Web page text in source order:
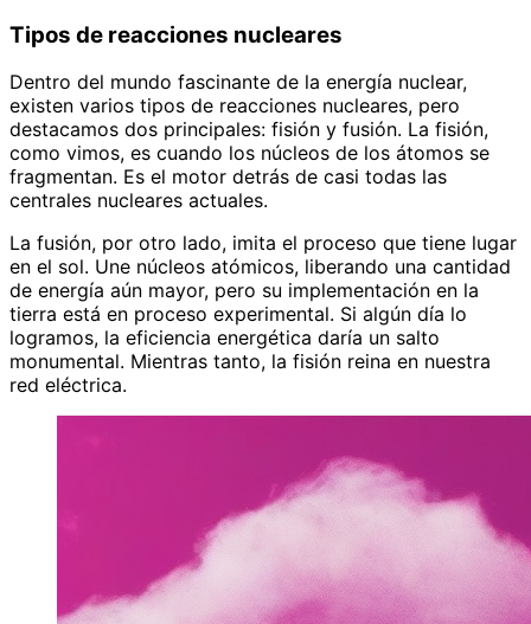
Tipos de reacciones nucleares
Dentro del mundo fascinante de la energía nuclear,
existen varios tipos de reacciones nucleares, pero
destacamos dos principales: fisión y fusión. La fisión,
como vimos, es cuando los núcleos de los átomos se
fragmentan. Es el motor detrás de casi todas las
centrales nucleares actuales.
La fusión, por otro lado, imita el proceso que tiene lugar
en el sol. Une núcleos atómicos, liberando una cantidad
de energía aún mayor, pero su implementación en la
tierra está en proceso experimental. Si algún día lo
logramos, la eficiencia energética daría un salto
monumental. Mientras tanto, la fisión reina en nuestra
red eléctrica.